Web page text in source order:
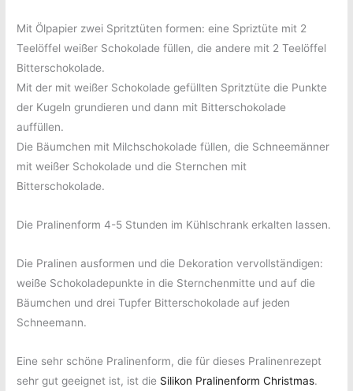
Mit Ölpapier zwei Spritztüten formen: eine Spriztüte mit 2
Teelöffel weißer Schokolade füllen, die andere mit 2 Teelöffel
Bitterschokolade.
Mit der mit weißer Schokolade gefüllten Spritztüte die Punkte
der Kugeln grundieren und dann mit Bitterschokolade
auffüllen.
Die Bäumchen mit Milchschokolade füllen, die Schneemänner
mit weißer Schokolade und die Sternchen mit
Bitterschokolade.
Die Pralinenform 4-5 Stunden im Kühlschrank erkalten lassen.
Die Pralinen ausformen und die Dekoration vervollständigen:
weiße Schokoladepunkte in die Sternchenmitte und auf die
Bäumchen und drei Tupfer Bitterschokolade auf jeden
Schneemann.
Eine sehr schöne Pralinenform, die für dieses Pralinenrezept
sehr gut geeignet ist, ist die Silikon Pralinenform Christmas.